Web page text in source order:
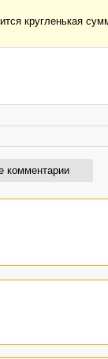
кругленькая
комментарии